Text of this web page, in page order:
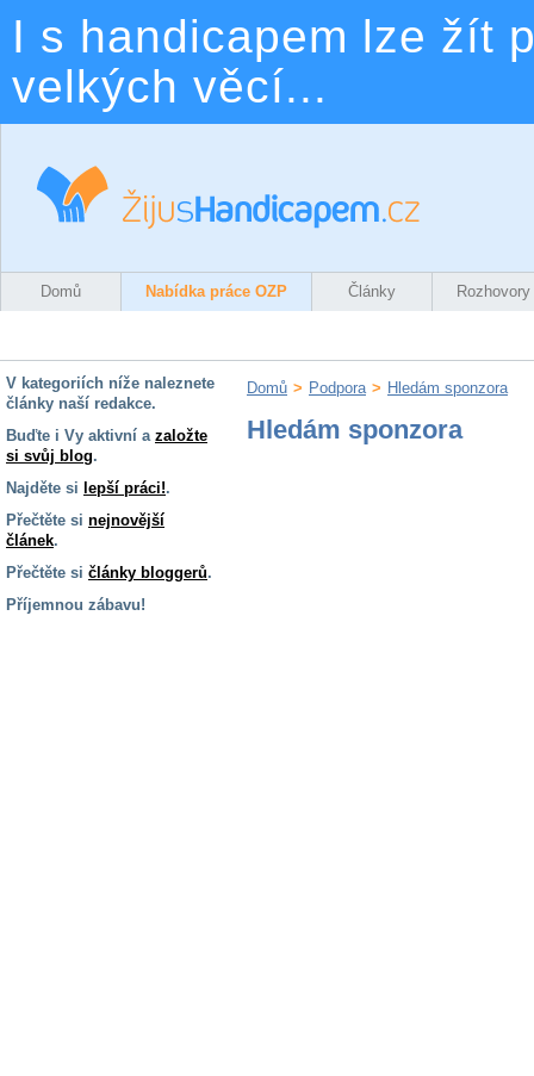
I s handicapem lze žít
velkých věcí...
Domů Nabídka práce OZP Články Rozhovory
V kategoriích níže naleznete
články naší redakce.
Buďte i Vy aktivní a založte
si svůj blog.
Najděte si lepší práci!.
Přečtěte si nejnovější
článek.
Přečtěte si články bloggerů.
Příjemnou zábavu!
Domů > Podpora > Hledám sponzora
Hledám sponzora